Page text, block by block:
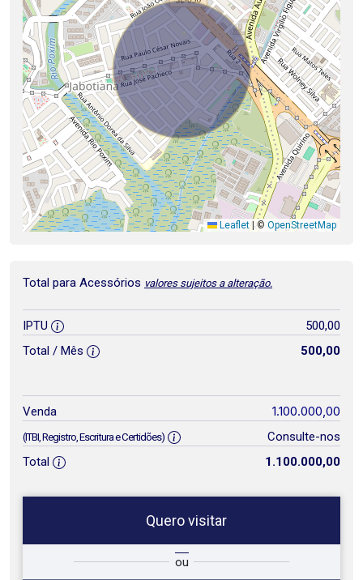
Leaflet |© OpenStreetMap
Total para Acessórios valores sujeitos a alteração.
IPTU
500,00
Total / Mês
500,00
Venda 1.100.000,00
(ITBI, Registro, Escritura e Certidões)
Consulte-nos
Total
1.100.000,00
Quero visitar
ou
Qual o melhor dia e horário para
você?